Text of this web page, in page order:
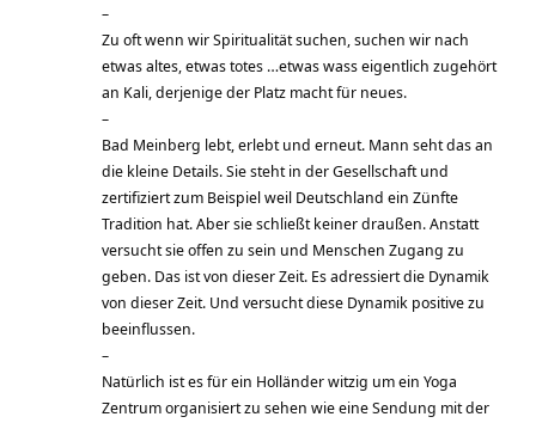
–
Zu oft wenn wir Spiritualität suchen, suchen wir nach
etwas altes, etwas totes …etwas wass eigentlich zugehört
an Kali, derjenige der Platz macht für neues.
–
Bad Meinberg lebt, erlebt und erneut. Mann seht das an
die kleine Details. Sie steht in der Gesellschaft und
zertifiziert zum Beispiel weil Deutschland ein Zünfte
Tradition hat. Aber sie schließt keiner draußen. Anstatt
versucht sie offen zu sein und Menschen Zugang zu
geben. Das ist von dieser Zeit. Es adressiert die Dynamik
von dieser Zeit. Und versucht diese Dynamik positive zu
beeinflussen.
–
Natürlich ist es für ein Holländer witzig um ein Yoga
Zentrum organisiert zu sehen wie eine Sendung mit der